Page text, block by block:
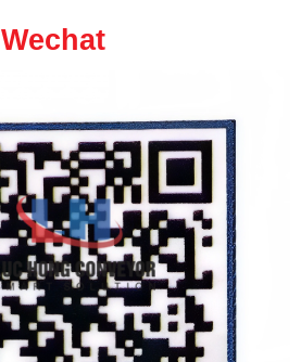
Wechat